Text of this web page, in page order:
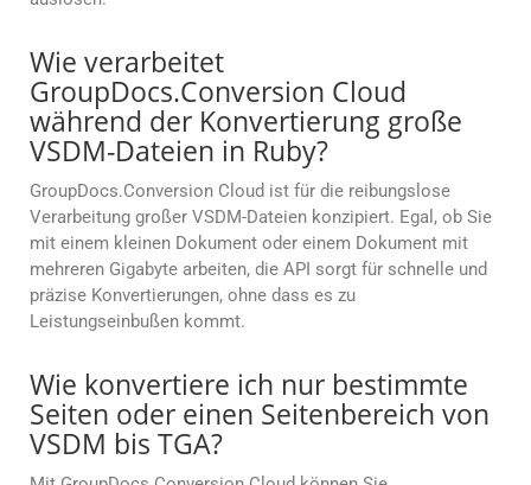
Wie verarbeitet
GroupDocs.Conversion Cloud
während der Konvertierung große
VSDM-Dateien in Ruby?
GroupDocs.Conversion Cloud ist für die reibungslose
Verarbeitung großer VSDM-Dateien konzipiert. Egal, ob Sie
mit einem kleinen Dokument oder einem Dokument mit
mehreren Gigabyte arbeiten, die API sorgt für schnelle und
präzise Konvertierungen, ohne dass es zu
Leistungseinbußen kommt.
Wie konvertiere ich nur bestimmte
Seiten oder einen Seitenbereich von
VSDM bis TGA?